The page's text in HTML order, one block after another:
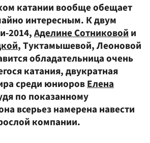
катании вообще обещает
интересным. К двум
2014,Аделине Сотниковойи
, Туктамышевой, Леоновой
обладательница очень
катания, двукратная
среди юниоровЕлена
по показанному
всерьез намерена навести
компании.